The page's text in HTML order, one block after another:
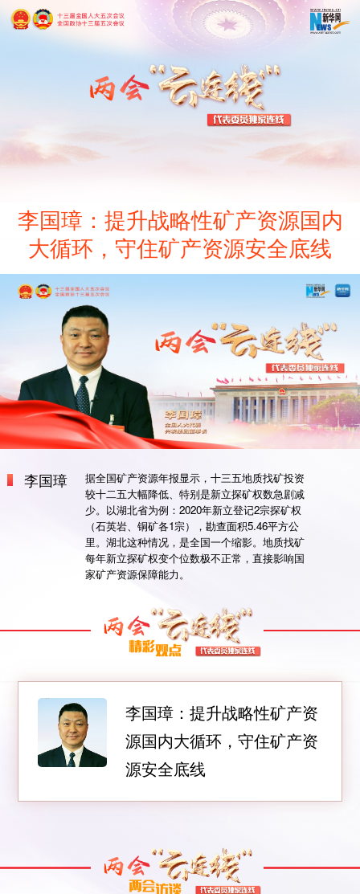
李国璋：提升战略性矿产资源国内
大循环，守住矿产资源安全底线
李国璋
据全国矿产资源年报显示，十三五地质找矿投资
较十二五大幅降低、特别是新立探矿权数急剧减
少。以湖北省为例：2020年新立登记2宗探矿权
（石英岩、铜矿各1宗），勘查面积5.46平方公
里。湖北这种情况，是全国一个缩影。地质找矿
每年新立探矿权变个位数极不正常，直接影响国
家矿产资源保障能力。
李国璋：提升战略性矿产资
源国内大循环，守住矿产资
源安全底线